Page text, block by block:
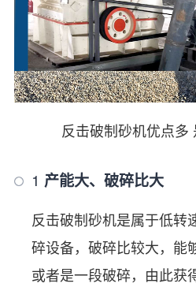
反击破制砂机优点多
1 产能大、破碎比大
反击破制砂机是属于低转
碎设备，破碎比较大，能
或者是一段破碎，由此获